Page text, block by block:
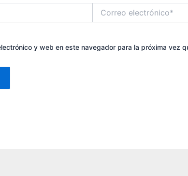
electrónico*
y web en este navegador para la próxima vez